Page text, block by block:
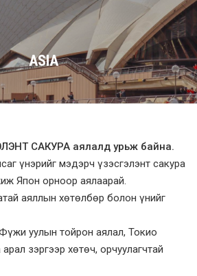
ASIA
САКУРА аялалд урьж байна.
үнэрийг мэдэрч үзэсгэлэнт сакура
Япон орноор аялаарай.
аяллын хөтөлбөр болон үнийг
уулын тойрон аялал, Токио
зэргээр хөтөч, орчуулагчтай